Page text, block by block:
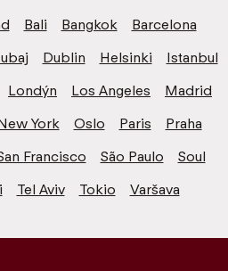
Bali Bangkok
Barcelona
Dublin Helsinki
Istanbul
Londýn Los Angeles
Madrid
York Oslo Paris
Praha
Francisco São Paulo
Soul
Tel Aviv Tokio Varšava